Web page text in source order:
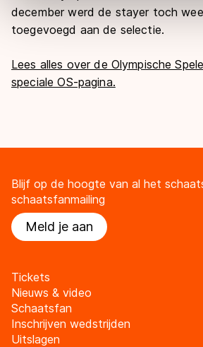
Door op ‘Toestaan’ te klikken, stemt
overdracht. Meer informatie vindt u in
december werd de stayer toch
toegevoegd aan de selectie.
Lees alles over de Olympische
speciale OS-pagina.
Blijf op de hoogte van al het
schaatsfanmailing
Meld je aan
Tickets
Nieuws & video
Schaatsfan
Inschrijven wedstrijden
Uitslagen